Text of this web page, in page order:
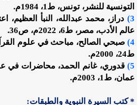
التونسية للنشر، تونس، ط1، 1984م.
3)
دراز، محمد عبدالله، النبأ العظيم،
عالم الأدب، مصر، ط6، 2022م، ص36.
4) صبحي الصالح، مباحث في علوم
ط24، 2000م.
5) قدوري، غانم الحمد، محاضرات في
عمان، ط1، 2003م.
* كتب السيرة النبوية والطبقات: